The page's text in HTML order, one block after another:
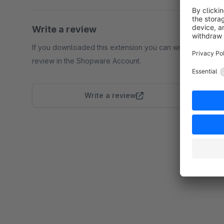
Write a review
If you downloaded this extension you can write a
review in the Shopware Account.
Write a review